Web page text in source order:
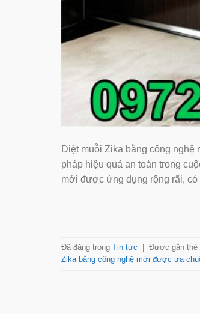
Diệt muỗi Zika bằng công
pháp hiệu quả an toàn trong
mới được ứng dụng rộng rãi,
Đã đăng trong Tin tức Được gắn thẻ
Zika bằng công nghệ mới được ưa